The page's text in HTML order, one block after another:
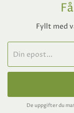
Fyllt med
De uppgifter du